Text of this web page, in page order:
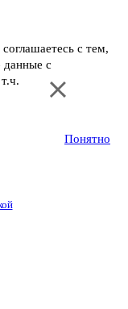
с тем,
с
Понятно